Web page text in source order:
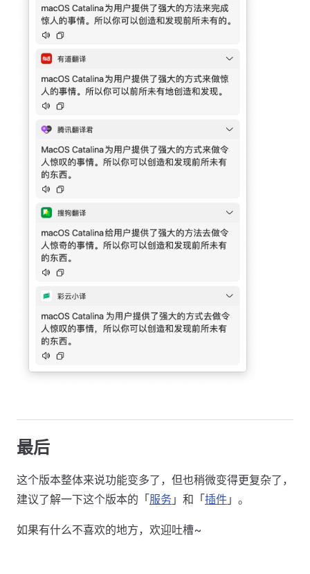
最后
这个版本整体来说功能变多了，但也稍微变得更复杂了，
建议了解一下这个版本的「服务 」和「插件 」。
如果有什么不喜欢的地方，欢迎吐槽~